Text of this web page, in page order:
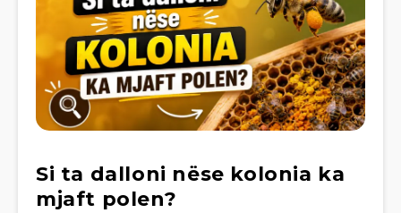
Si ta dalloni nëse kolonia ka
mjaft polen?